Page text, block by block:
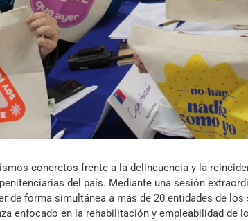
concretos frente a la delincuencia y la
del país. Mediante una sesión
de forma simultánea a más de 20 entidades de
enfocado en la rehabilitación y empleabilidad de